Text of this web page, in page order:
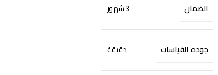
الضمان 3 شهور
جوده القياسات دقيقة